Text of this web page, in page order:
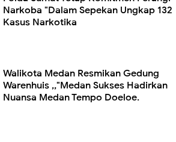
Narkoba "Dalam Sepekan Ungkap 132
Kasus Narkotika
Walikota Medan Resmikan Gedung
Warenhuis ,,"Medan Sukses Hadirkan
Nuansa Medan Tempo Doeloe.